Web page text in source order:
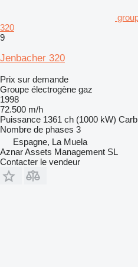
320
9
Jenbacher 320
Prix sur demande
Groupe électrogène gaz
1998
72.500 m/h
Puissance 1361 ch (1000 kW)
Nombre de phases 3
Espagne, La Muela
Aznar Assets Management SL
Contacter le vendeur